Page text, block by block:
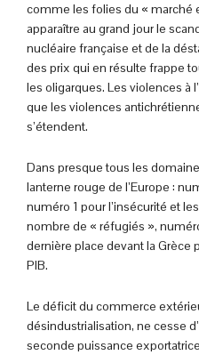
comme les folies du « marché
apparaître au grand jour le
nucléaire française et de la
des prix qui en résulte frappe
les oligarques. Les violences à
que les violences
s’étendent.
Dans presque tous les
lanterne rouge de l’Europe :
numéro 1 pour l’insécurité et
nombre de « réfugiés »,
dernière place devant la Grèce
PIB.
Le déficit du commerce
désindustrialisation, ne cesse
seconde puissance